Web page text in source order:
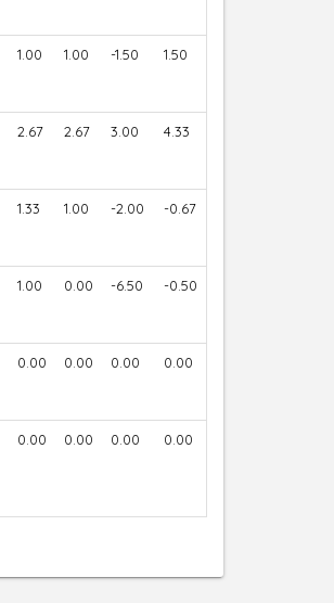
1.00 1.00 -1.50 1.50
2.67 2.67 3.00 4.33
1.33 1.00 -2.00 -0.67
1.00 0.00 -6.50 -0.50
0.00 0.00 0.00 0.00
0.00 0.00 0.00 0.00